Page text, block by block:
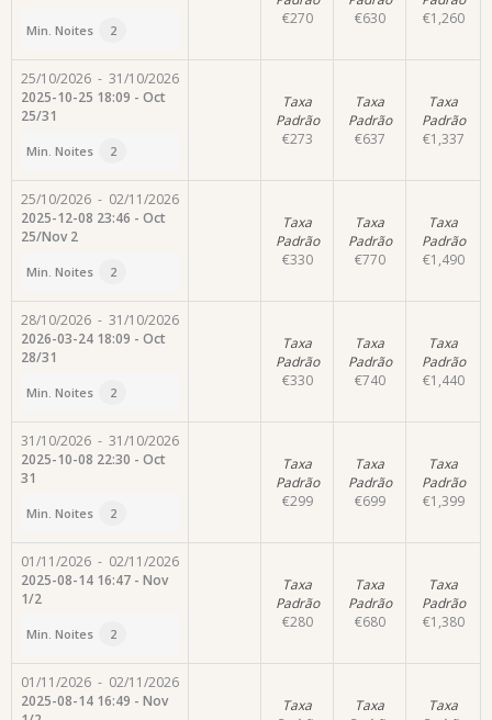
Min. Noites 2
€270
€630
€1,260
25/10/2026 - 31/10/2026
2025-10-25 18:09 - Oct
25/31
Min. Noites 2
Taxa
Padrão
€273
Taxa
Padrão
€637
Taxa
Padrão
€1,337
25/10/2026 - 02/11/2026
2025-12-08 23:46 - Oct
25/Nov 2
Min. Noites 2
Taxa
Padrão
€330
Taxa
Padrão
€770
Taxa
Padrão
€1,490
28/10/2026 - 31/10/2026
2026-03-24 18:09 - Oct
28/31
Min. Noites 2
Taxa
Padrão
€330
Taxa
Padrão
€740
Taxa
Padrão
€1,440
31/10/2026 - 31/10/2026
2025-10-08 22:30 - Oct
31
Min. Noites 2
Taxa
Padrão
€299
Taxa
Padrão
€699
Taxa
Padrão
€1,399
01/11/2026 - 02/11/2026
2025-08-14 16:47 - Nov
1/2
Min. Noites 2
Taxa
Padrão
€280
Taxa
Padrão
€680
Taxa
Padrão
€1,380
01/11/2026 - 02/11/2026
2025-08-14 16:49 - Nov
Taxa
Taxa
Taxa